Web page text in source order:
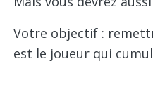
Votre objectif :
est le joueur qui